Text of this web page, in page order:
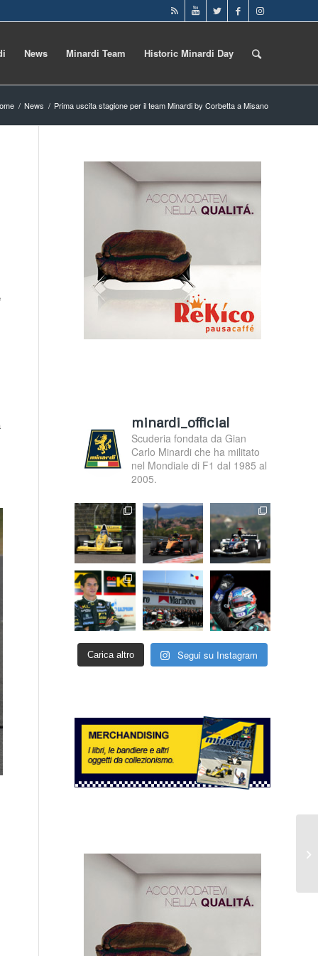
News Minardi Team Historic Minardi Day
/ News / Prima uscita stagione per il team Minardi by Corbetta a Misano
minardi_official
Scuderia fondata da Gian
Carlo Minardi che ha militato
nel Mondiale di F1 dal 1985 al
2005.
Carica altro Segui su Instagram